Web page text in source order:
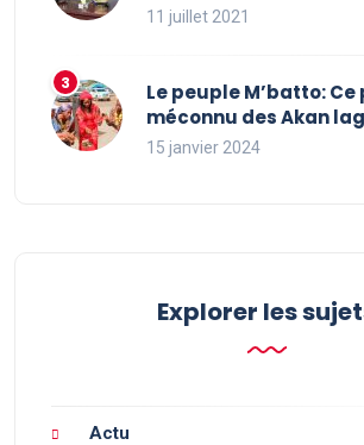
11 juillet 2021
Le peuple M’batto:
méconnu des Akan
15 janvier 2024
Explorer les
Actu